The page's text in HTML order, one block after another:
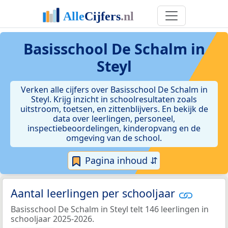
Basisschool De Schalm in
Steyl
Verken alle cijfers over Basisschool De Schalm in
Steyl. Krijg inzicht in schoolresultaten zoals
uitstroom, toetsen, en zittenblijvers. En bekijk de
data over leerlingen, personeel,
inspectiebeoordelingen, kinderopvang en de
omgeving van de school.
Pagina inhoud ⇵
Aantal leerlingen per schooljaar
Basisschool De Schalm in Steyl telt 146 leerlingen in
schooljaar 2025-2026.